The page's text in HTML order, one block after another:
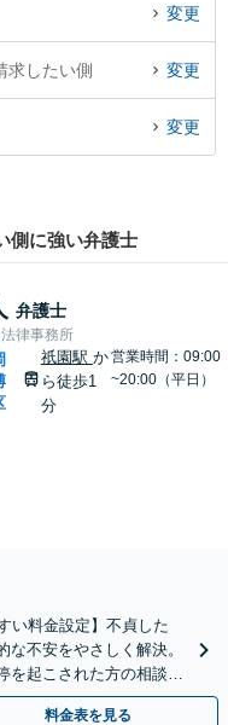
変更
求したい側 変更
変更
側に強い弁護士
弁護士
律事務所
祇園駅 か
ら徒歩1
分
営業時間：09:00
~20:00（平日）
い料金設定】不貞した
不安をやさしく解決。
起こされた方の相談に
料金表を見る